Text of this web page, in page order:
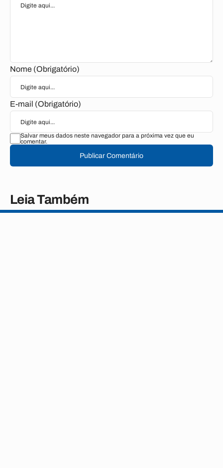
Nome (Obrigatório)
E-mail (Obrigatório)
Salvar meus dados neste navegador para a próxima vez que eu
comentar.
Publicar Comentário
Leia Também